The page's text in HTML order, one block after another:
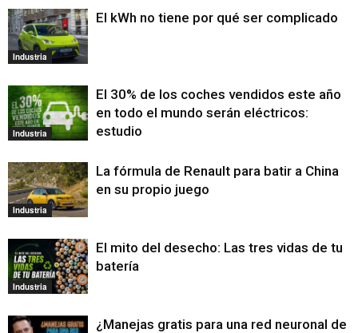
Industria
El kWh no tiene por qué ser complicado
Industria
El 30% de los coches vendidos este año
en todo el mundo serán eléctricos:
estudio
Industria
La fórmula de Renault para batir a China
en su propio juego
Industria
El mito del desecho: Las tres vidas de tu
batería
¿Manejas gratis para una red neuronal de